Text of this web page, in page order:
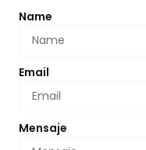
Name
Email
Mensaje